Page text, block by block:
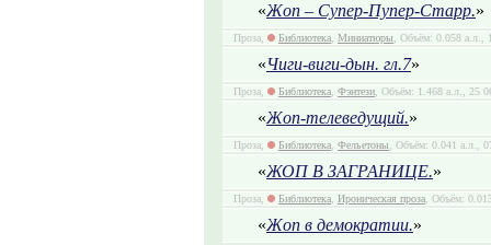
«Жоп – Супер-Пупер-Старр.»
Проза, Библиотека, Миниатюры, Объём: 0.058 а.л.,
«Чиги-виги-дын. гл.7»
Проза, Библиотека, Фэнтези, Объём: 1.468 а.л., 25
«Жоп-телеведущий.»
Проза, Библиотека, Фельетоны, Объём: 0.041 а.л.,
«ЖОП В ЗАГРАНИЦЕ.»
Проза, Библиотека, Ироническая проза, Объём:
«Жоп в демократии.»